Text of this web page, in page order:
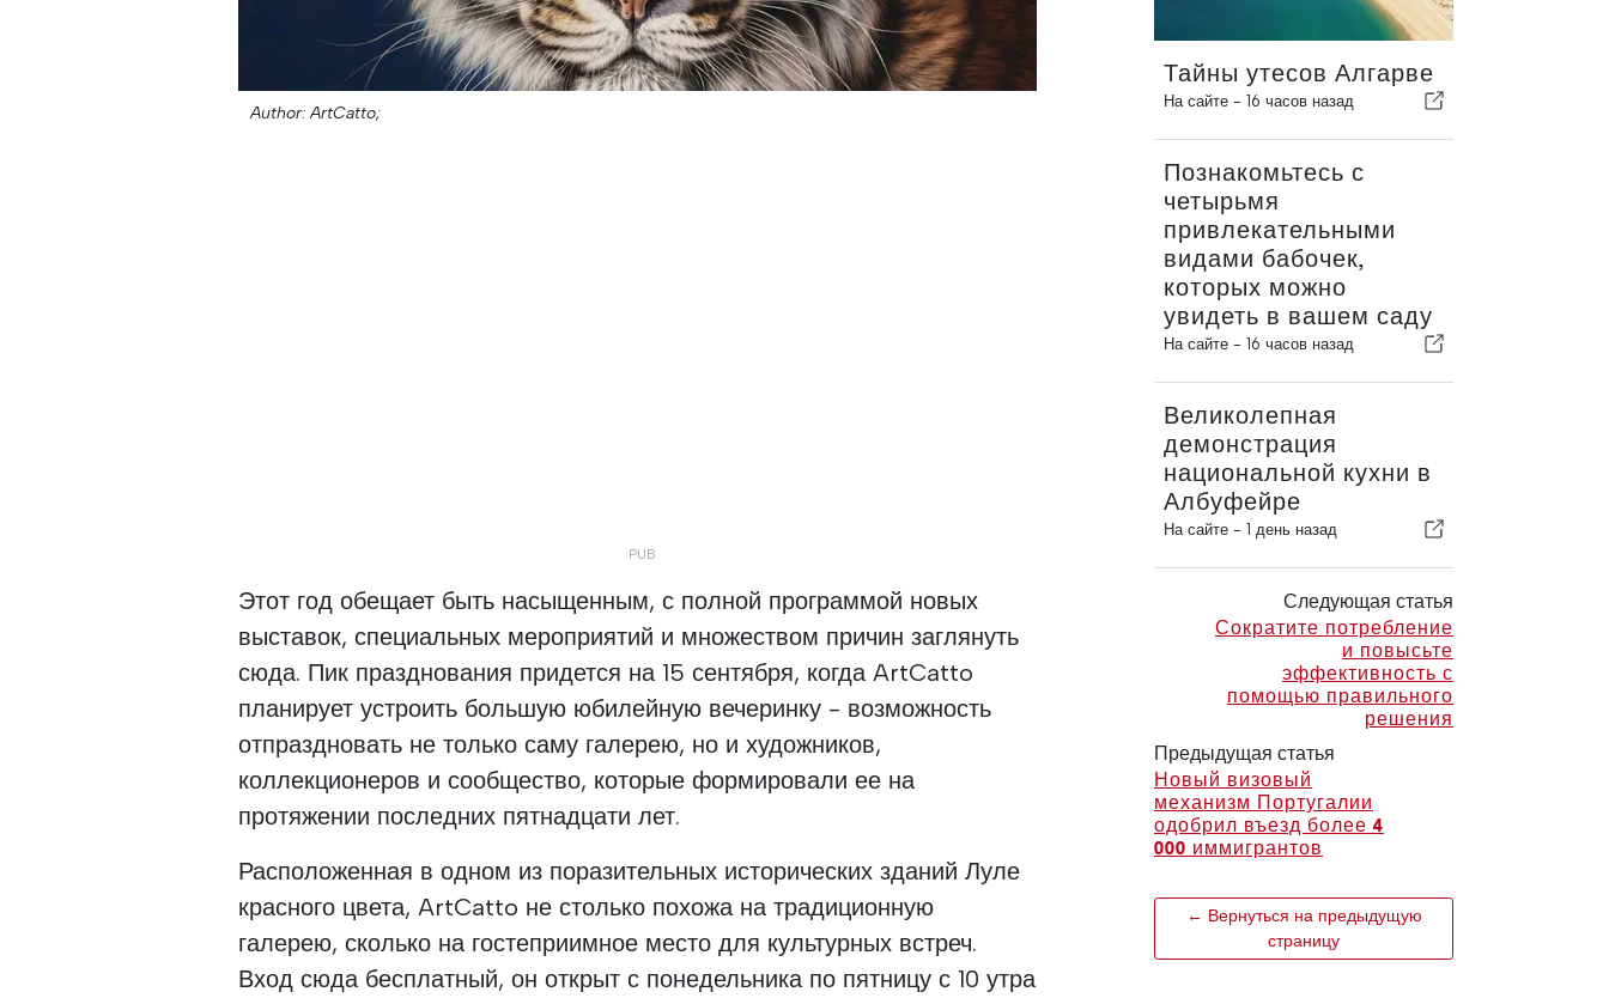
Author: ArtCatto;
Этот год обещает быть насыщенным, с полной программой новых
выставок, специальных мероприятий и множеством причин заглянуть
сюда. Пик празднования придется на 15 сентября, когда ArtCatto
планирует устроить большую юбилейную вечеринку - возможность
отпраздновать не только саму галерею, но и художников,
коллекционеров и сообщество, которые формировали ее на
протяжении последних пятнадцати лет.
Расположенная в одном из поразительных исторических зданий Луле
красного цвета, ArtCatto не столько похожа на традиционную
галерею, сколько на гостеприимное место для культурных встреч.
Вход сюда бесплатный, он открыт с понедельника по пятницу с 10 утра
Тайны утесов Алгарве
На сайте - 16 часов назад
Познакомьтесь с
четырьмя
привлекательными
видами бабочек,
которых можно
увидеть в вашем саду
На сайте - 16 часов назад
Великолепная
демонстрация
национальной кухни в
Албуфейре
На сайте - 1 день назад
Следующая статья
Сократите потребление
и повысьте
эффективность с
помощью правильного
решения
Предыдущая статья
Новый визовый
механизм Португалии
одобрил въезд более 4
000 иммигрантов
← Вернуться на предыдущую
страницу